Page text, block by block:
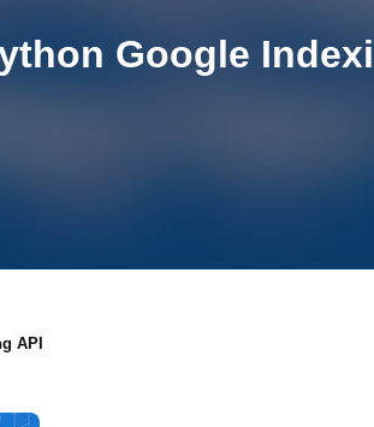
Google
API